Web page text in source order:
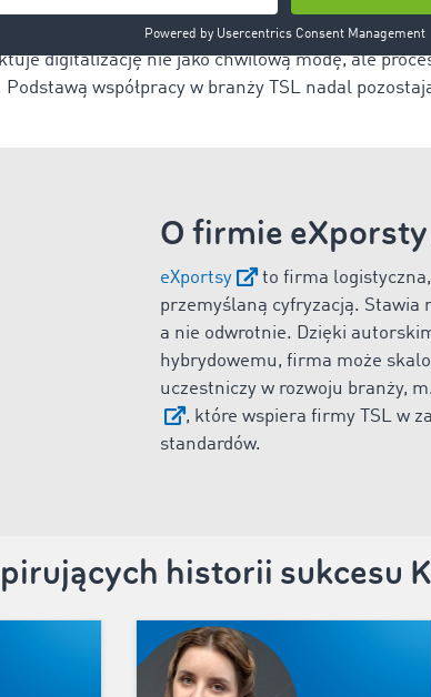
prostsza i bardziej transparentna.
digitalizację nie jako chwilową modę, ale
Podstawą współpracy w branży TSL nadal
O firmie eXporsty
eXportsy
to firma logistyczna,
przemyślaną cyfryzacją. Stawia
a nie odwrotnie. Dzięki
hybrydowemu, firma może
uczestniczy w rozwoju branży,
, które wspiera firmy TSL w
standardów.
historii sukcesu